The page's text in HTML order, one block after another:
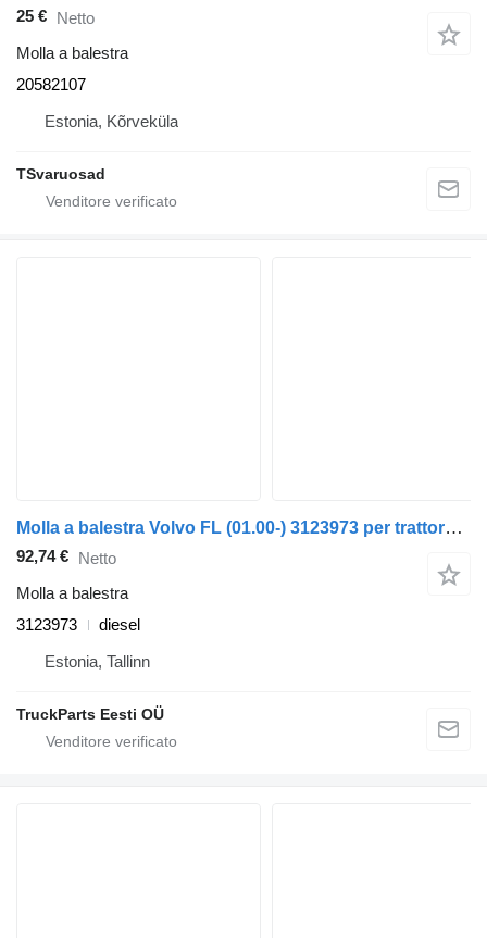
25 € Netto
Molla a balestra
20582107
Estonia, Kõrveküla
TSvaruosad
Molla a balestra Volvo FL (01.00-) 3123973 per trattore stradale Volvo FL, FL6, FL7, FL10, FL12, FS718 (1985-2005)
92,74 € Netto
Molla a balestra
3123973
diesel
Estonia, Tallinn
TruckParts Eesti OÜ